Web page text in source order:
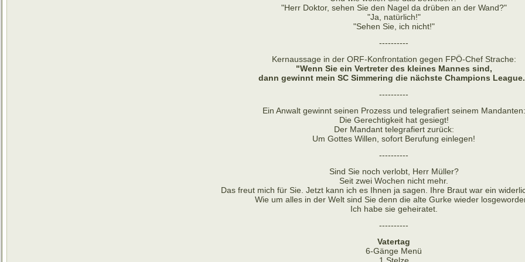
"Herr Doktor, sehen Sie den Nagel da drüben an der Wand?"
"Ja, natürlich!"
"Sehen Sie, ich nicht!"
----------
Kernaussage in der ORF-Konfrontation gegen FPÖ-Chef Strache:
"Wenn Sie ein Vertreter des kleines Mannes sind,
dann gewinnt mein SC Simmering die nächste Champions
----------
Ein Anwalt gewinnt seinen Prozess und telegrafiert seinem Mandanten:
Die Gerechtigkeit hat gesiegt!
Der Mandant telegrafiert zurück:
Um Gottes Willen, sofort Berufung einlegen!
----------
Sind Sie noch verlobt, Herr Müller?
Seit zwei Wochen nicht mehr.
Das freut mich für Sie. Jetzt kann ich es Ihnen ja sagen. Ihre Braut war ein
Wie um alles in der Welt sind Sie denn die alte Gurke wieder
Ich habe sie geheiratet.
----------
Vatertag
6-Gänge Menü